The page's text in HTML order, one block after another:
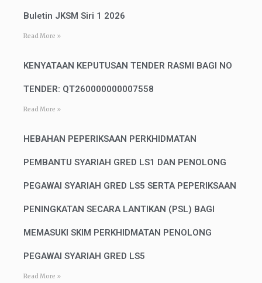
Buletin JKSM Siri 1 2026
Read More »
KENYATAAN KEPUTUSAN TENDER RASMI BAGI NO
TENDER: QT260000000007558
Read More »
HEBAHAN PEPERIKSAAN PERKHIDMATAN
PEMBANTU SYARIAH GRED LS1 DAN PENOLONG
PEGAWAI SYARIAH GRED LS5 SERTA PEPERIKSAAN
PENINGKATAN SECARA LANTIKAN (PSL) BAGI
MEMASUKI SKIM PERKHIDMATAN PENOLONG
PEGAWAI SYARIAH GRED LS5
Read More »